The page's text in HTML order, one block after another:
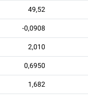
49,52
-0,0908
2,010
0,6950
1,682